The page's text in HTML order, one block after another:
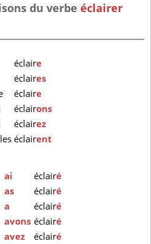
du verbe éclairer
éclaire
éclaires
éclaire
éclairons
éclairez
éclairent
ai éclairé
as éclairé
a éclairé
avons éclairé
avez éclairé